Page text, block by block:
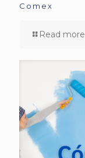
Comex
Read more